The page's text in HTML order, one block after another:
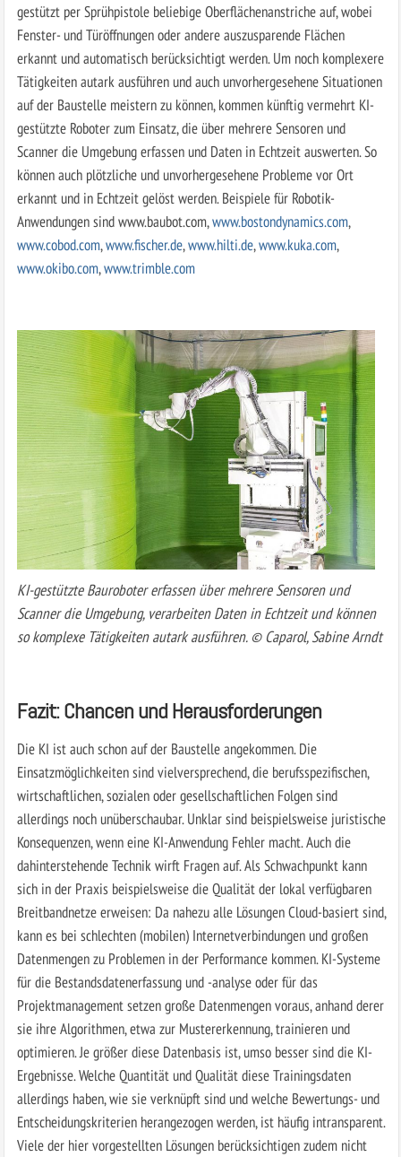
gestützt per Sprühpistole beliebige Oberflächenanstriche auf, wobei
Fenster- und Türöffnungen oder andere auszusparende Flächen
erkannt und automatisch berücksichtigt werden. Um noch komplexere
Tätigkeiten autark ausführen und auch unvorhergesehene Situationen
auf der Baustelle meistern zu können, kommen künftig vermehrt KI-
gestützte Roboter zum Einsatz, die über mehrere Sensoren und
Scanner die Umgebung erfassen und Daten in Echtzeit auswerten. So
können auch plötzliche und unvorhergesehene Probleme vor Ort
erkannt und in Echtzeit gelöst werden. Beispiele für Robotik-
Anwendungen sind www.baubot.com,www.bostondynamics.com,
www.cobod.com,www.fischer.de,www.hilti.de,www.kuka.com,
www.okibo.com,www.trimble.com
KI-gestützte Bauroboter erfassen über mehrere Sensoren und
Scanner die Umgebung, verarbeiten Daten in Echtzeit und können
so komplexe Tätigkeiten autark ausführen. © Caparol, Sabine Arndt
Fazit: Chancen und Herausforderungen
Die KI ist auch schon auf der Baustelle angekommen. Die
Einsatzmöglichkeiten sind vielversprechend, die berufsspezifischen,
wirtschaftlichen, sozialen oder gesellschaftlichen Folgen sind
allerdings noch unüberschaubar. Unklar sind beispielsweise juristische
Konsequenzen, wenn eine KI-Anwendung Fehler macht. Auch die
dahinterstehende Technik wirft Fragen auf. Als Schwachpunkt kann
sich in der Praxis beispielsweise die Qualität der lokal verfügbaren
Breitbandnetze erweisen: Da nahezu alle Lösungen Cloud-basiert sind,
kann es bei schlechten (mobilen) Internetverbindungen und großen
Datenmengen zu Problemen in der Performance kommen. KI-Systeme
für die Bestandsdatenerfassung und -analyse oder für das
Projektmanagement setzen große Datenmengen voraus, anhand derer
sie ihre Algorithmen, etwa zur Mustererkennung, trainieren und
optimieren. Je größer diese Datenbasis ist, umso besser sind die KI-
Ergebnisse. Welche Quantität und Qualität diese Trainingsdaten
allerdings haben, wie sie verknüpft sind und welche Bewertungs- und
Entscheidungskriterien herangezogen werden, ist häufig intransparent.
Viele der hier vorgestellten Lösungen berücksichtigen zudem nicht